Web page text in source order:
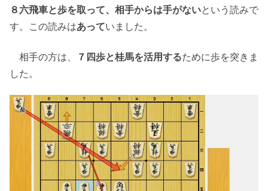
８六飛車と歩を取って、相手からは手がないという読みで
す。この読みはあっていました。
相手の方は、 ７四歩と桂馬を活用するために歩を突きま
した。